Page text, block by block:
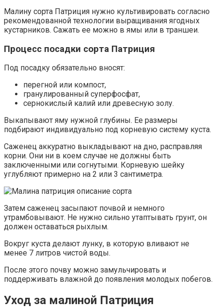
Малину сорта Патриция нужно культивировать согласно
рекомендованной технологии выращивания ягодных
кустарников. Сажать ее можно в ямы или в траншеи.
Процесс посадки сорта Патриция
Под посадку обязательно вносят:
перегной или компост,
гранулированный суперфосфат,
сернокислый калий или древесную золу.
Выкапывают яму нужной глубины. Ее размеры
подбирают индивидуально под корневую систему куста.
Саженец аккуратно выкладывают на дно, расправляя
корни. Они ни в коем случае не должны быть
заключенными или согнутыми. Корневую шейку
углубляют примерно на 2 или 3 сантиметра.
Затем саженец засыпают почвой и немного
утрамбовывают. Не нужно сильно утаптывать грунт, он
должен оставаться рыхлым.
Вокруг куста делают лунку, в которую вливают не
менее 7 литров чистой воды.
После этого почву можно замульчировать и
поддерживать влажной до появления молодых побегов.
Уход за малиной Патриция